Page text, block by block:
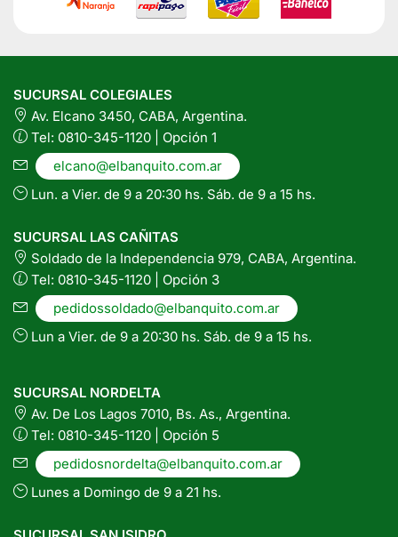
página
producto
SUCURSAL COLEGIALES
Av. Elcano 3450, CABA, Argentina.
Tel: 0810-345-1120 | Opción 1
elcano@elbanquito.com.ar
Lun. a Vier. de 9 a 20:30 hs. Sáb. de 9 a 15 hs.
SUCURSAL LAS CAÑITAS
Soldado de la Independencia 979, CABA, Argentina.
Tel: 0810-345-1120 | Opción 3
pedidossoldado@elbanquito.com.ar
Lun a Vier. de 9 a 20:30 hs. Sáb. de 9 a 15 hs.
SUCURSAL NORDELTA
Av. De Los Lagos 7010, Bs. As., Argentina.
Tel: 0810-345-1120 | Opción 5
pedidosnordelta@elbanquito.com.ar
Lunes a Domingo de 9 a 21 hs.